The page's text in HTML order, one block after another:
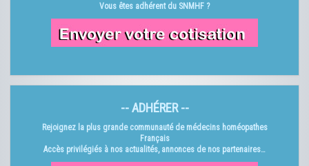
Vous êtes adhérent du SNMHF ?
-- ADHÉRER --
Rejoignez la plus grande communauté de médecins homéopathes
Français
Accès privilégiés à nos actualités, annonces de nos partenaires…